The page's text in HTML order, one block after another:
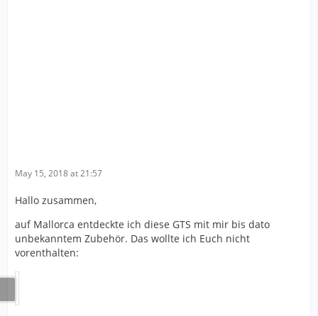
May 15, 2018 at 21:57
Hallo zusammen,
auf Mallorca entdeckte ich diese GTS mit mir bis dato
unbekanntem Zubehör. Das wollte ich Euch nicht
vorenthalten: